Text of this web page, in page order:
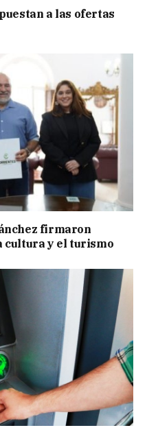
a las ofertas
firmaron
cultura y el turismo